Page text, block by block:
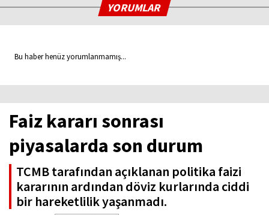
YORUMLAR
Bu haber henüz yorumlanmamış...
Faiz kararı sonrası
piyasalarda son durum
TCMB tarafından açıklanan politika faizi
kararının ardından döviz kurlarında ciddi
bir hareketlilik yaşanmadı.